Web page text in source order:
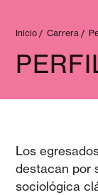
Inicio / Carrera /
Los
destacan por
sociológica